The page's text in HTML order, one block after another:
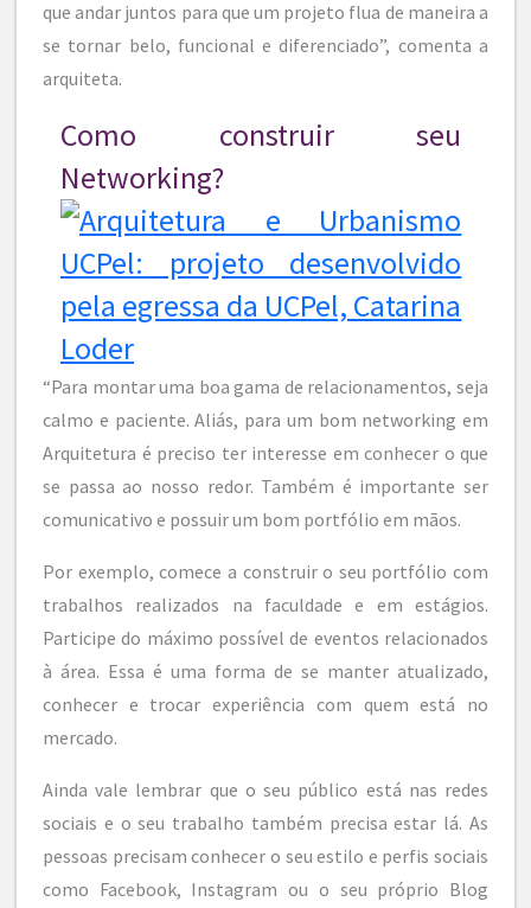
que andar juntos para que um projeto flua de maneira a
se tornar belo, funcional e diferenciado”, comenta a
arquiteta.
Como construir seu
Networking?
“Para montar uma boa gama de relacionamentos, seja
calmo e paciente. Aliás, para um bom networking em
Arquitetura é preciso ter interesse em conhecer o que
se passa ao nosso redor. Também é importante ser
comunicativo e possuir um bom portfólio em mãos.
Por exemplo, comece a construir o seu portfólio com
trabalhos realizados na faculdade e em estágios.
Participe do máximo possível de eventos relacionados
à área. Essa é uma forma de se manter atualizado,
conhecer e trocar experiência com quem está no
mercado.
Ainda vale lembrar que o seu público está nas redes
sociais e o seu trabalho também precisa estar lá. As
pessoas precisam conhecer o seu estilo e perfis sociais
como Facebook, Instagram ou o seu próprio Blog